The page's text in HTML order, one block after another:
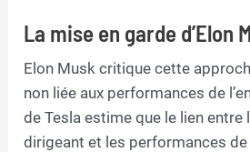
La mise en garde d’Elon
Elon Musk critique cette
non liée aux performances de
de Tesla estime que le lien entre
dirigeant et les performances